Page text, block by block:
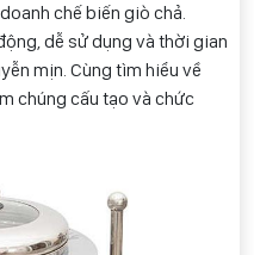
chế biến giò chả.
dễ sử dụng và thời gian
mịn. Cùng tìm hiểu về
chúng cấu tạo và chức